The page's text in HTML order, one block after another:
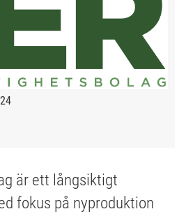
är ett långsiktigt
fokus på nyproduktion